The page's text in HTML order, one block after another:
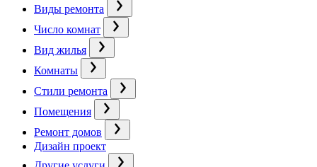
Виды ремонта
Число комнат
Вид жилья
Комнаты
Стили ремонта
Помещения
Ремонт домов
Дизайн проект